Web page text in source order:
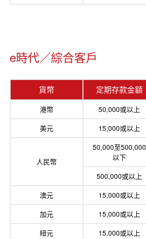
e時代／綜合客戶
貨幣 定期存款金額
港幣 50,000或以上
美元
15,000或以上
人民幣
50,000至500,000
以下
500,000或以上
澳元
15,000或以上
加元
15,000或以上
紐元
15,000或以上